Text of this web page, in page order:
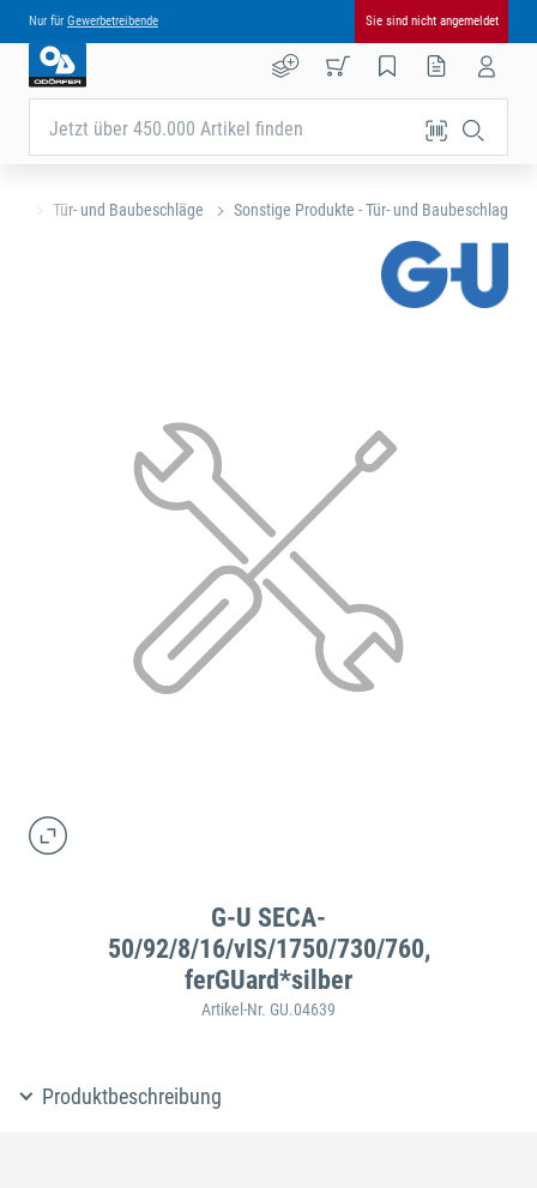
Nur für Gewerbetreibende Sie sind nicht angemeldet
Jetzt über 450.000 Artikel finden
Tür- und Baubeschläge Sonstige Produkte - Tür- und Baubeschlag
G-U SECA-
50/92/8/16/vIS/1750/730/760,
ferGUard*silber
Artikel-Nr. GU.04639
Produktbeschreibung